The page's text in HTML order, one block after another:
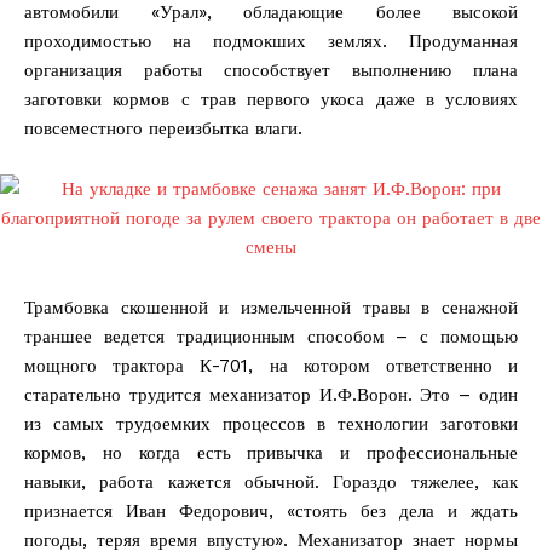
автомобили «Урал», обладающие более высокой
проходимостью на подмокших землях. Продуманная
организация работы способствует выполнению плана
заготовки кормов с трав первого укоса даже в условиях
повсеместного переизбытка влаги.
Трамбовка скошенной и измельченной травы в сенажной
траншее ведется традиционным способом – с помощью
мощного трактора К-701, на котором ответственно и
старательно трудится механизатор И.Ф.Ворон. Это – один
из самых трудоемких процессов в технологии заготовки
кормов, но когда есть привычка и профессиональные
навыки, работа кажется обычной. Гораздо тяжелее, как
признается Иван Федорович, «стоять без дела и ждать
погоды, теряя время впустую». Механизатор знает нормы